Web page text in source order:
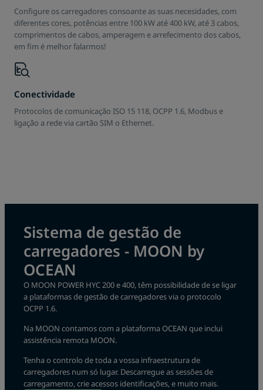
Configure os carregadores consoante as suas necesidades, com
diferentes cores, potências entre 100 kW até 400 kW, até 3 cabos,
comprimentos de cabos, amperagem e arrefecimento dos cabos,
em fim é melhor falarmos!
Conectividade
Protocolos de comunicação ISO 15 118, OCPP 1.6, Modbus e
ligação a rede via cartão SIM o Ethernet.
Carregamento rápido na
perfeição
Ideal para o uso diário: Nossos carregadores MOON
Uso acessível
Carregamento sem desvios
Sistema de gestão de
carregadores - MOON by
OCEAN
O MOON POWER HYC 200 e 400, têm possibilidade de se ligar
a plataformas de gestão de carregadores via o protocolo
OCPP 1.6.
Na MOON contamos com a plataforma OCEAN que inclui
assistência remota MOON.
Tenha o controlo de toda a vossa infraestrutura de
carregadores num só lugar. Descarregue as sessões de
carregamento, crie acessos identificações, e muito mais.